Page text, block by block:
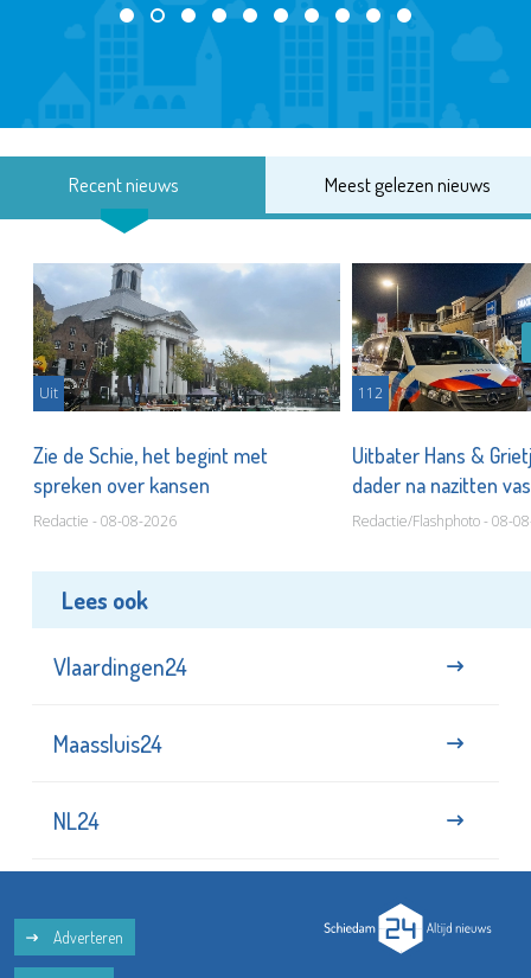
Recent nieuws Meest gelezen nieuws
Uit
Zie de Schie, het begint met
spreken over kansen
Redactie - 08-08-2026
112
Uitbater Hans &
dader na nazitten
Redactie/Flashphoto - 08-
Lees ook
Vlaardingen24
Maassluis24
NL24
Adverteren